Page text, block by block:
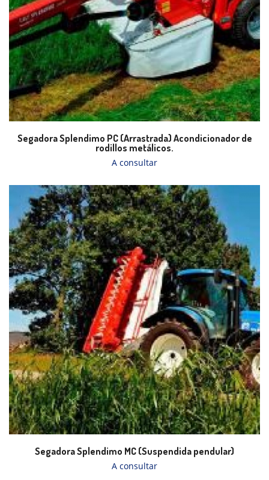
Segadora Splendimo PC (Arrastrada) Acondicionador de
rodillos metálicos.
A consultar
Segadora Splendimo MC (Suspendida pendular)
A consultar